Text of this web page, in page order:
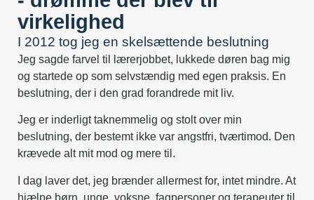
virkelighed
I 2012 tog jeg en skelsættende beslutning
Jeg sagde farvel til lærerjobbet, lukkede døren bag mig
og startede op som selvstændig med egen praksis. En
beslutning, der i den grad forandrede mit liv.
Jeg er inderligt taknemmelig og stolt over min
beslutning, der bestemt ikke var angstfri, tværtimod. Den
krævede alt mit mod og mere til.
I dag laver det, jeg brænder allermest for, intet mindre. At
hjælpe børn, unge, voksne, fagpersoner og terapeuter til